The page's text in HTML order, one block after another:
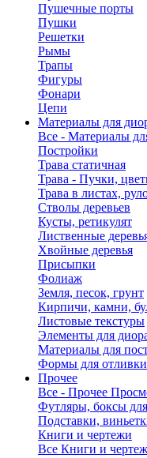
Пушечные порты
Пушки
Решетки
Рымы
Трапы
Фигуры
Фонари
Цепи
Материалы для
Все - Материалы
Постройки
Трава статичная
Трава - Пучки,
Трава в листах,
Стволы деревьев
Кусты, ретикулят
Лиственные
Хвойные деревья
Присыпки
Фолиаж
Земля, песок, грунт
Кирпичи, камни,
Листовые текстуры
Элементы для
Материалы для
Формы для отливки
Прочее
Все - Прочее
Футляры, боксы
Подставки,
Книги и чертежи
Все Книги и